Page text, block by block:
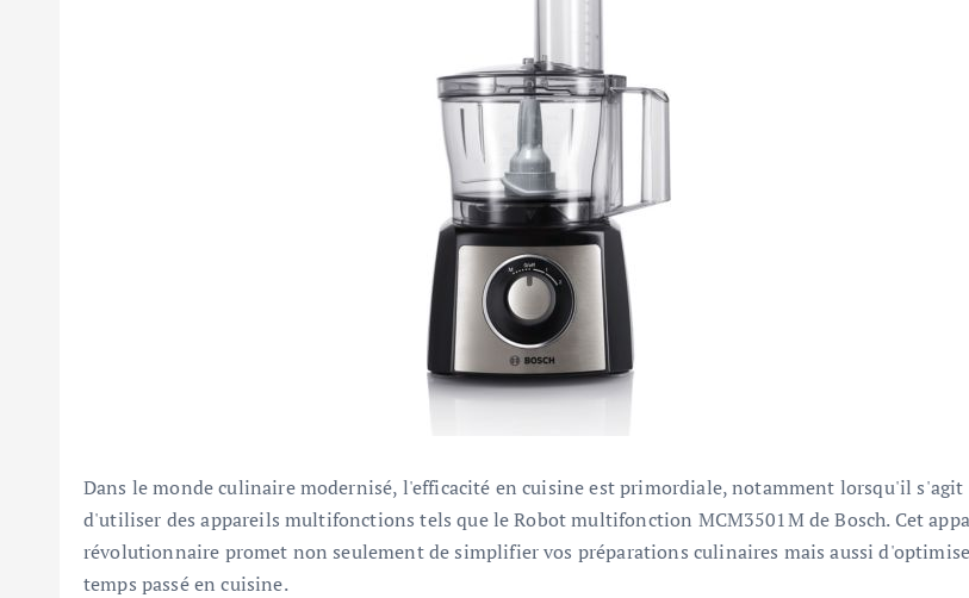
Dans le monde culinaire modernisé, l'efficacité en cuisine est primordiale, notamment lorsqu'il s'agit
d'utiliser des appareils multifonctions tels que le Robot multifonction MCM3501M de Bosch. Cet
révolutionnaire promet non seulement de simplifier vos préparations culinaires mais aussi
temps passé en cuisine.